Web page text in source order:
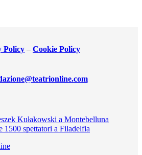
Policy – Cookie Policy
Kułakowski a Montebelluna
1500 spettatori a Filadelfia